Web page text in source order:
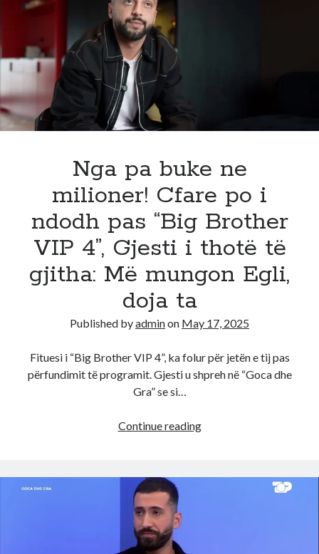
Nga pa buke ne
milioner! Cfare po i
ndodh pas “Big Brother
VIP 4”, Gjesti i thotë të
gjitha: Më mungon Egli,
doja ta
Published byadminon May 17, 2025
Fituesi i “Big Brother VIP 4”, ka folur për jetën e tij pas
përfundimit të programit. Gjesti u shpreh në “Goca dhe
Gra” se si…
Continue readingNga
ne